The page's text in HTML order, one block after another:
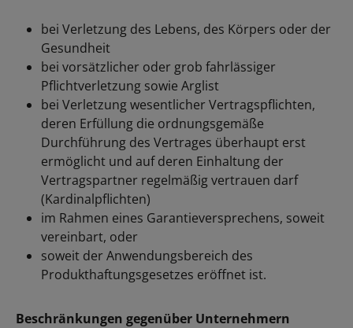
bei Verletzung des Lebens, des Körpers oder der
Gesundheit
bei vorsätzlicher oder grob fahrlässiger
Pflichtverletzung sowie Arglist
bei Verletzung wesentlicher Vertragspflichten,
deren Erfüllung die ordnungsgemäße
Durchführung des Vertrages überhaupt erst
ermöglicht und auf deren Einhaltung der
Vertragspartner regelmäßig vertrauen darf
(Kardinalpflichten)
im Rahmen eines Garantieversprechens, soweit
vereinbart, oder
soweit der Anwendungsbereich des
Produkthaftungsgesetzes eröffnet ist.
Beschränkungen gegenüber Unternehmern